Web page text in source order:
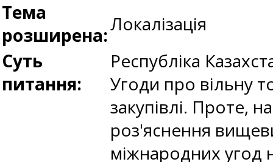
Тема
розширена:Локалізація
Суть
питання:
Республіка
Угоди про вільну
закупівлі. Проте,
роз'яснення
міжнародних угод